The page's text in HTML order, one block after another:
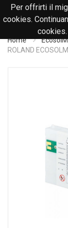
Per offrirti il
cookies.
cookies.
Home
ROLAND